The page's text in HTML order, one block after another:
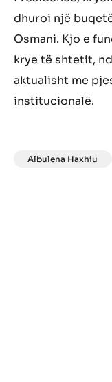
dhuroi një
Osmani. Kjo e
krye të shtetit,
aktualisht me
institucionalë.
Albulena Haxhiu